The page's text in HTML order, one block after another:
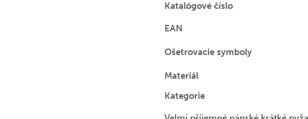
Katalógové číslo
EAN
Ošetrovacie symboly
Materiál
Kategorie